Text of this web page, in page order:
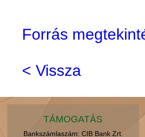
Forrás
< Vissza
TÁMOGATÁS
Bankszámlaszám: CIB Bank Zrt.